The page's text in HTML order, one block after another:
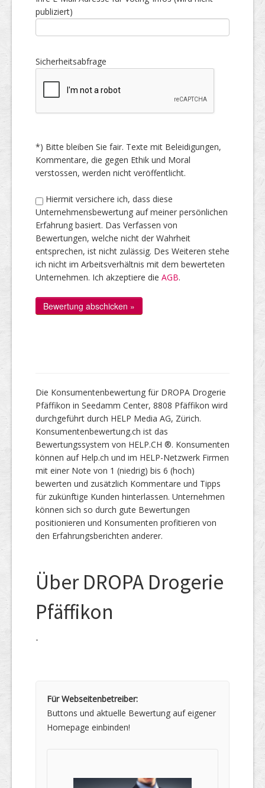
publiziert)
Sicherheitsabfrage
*) Bitte bleiben Sie fair. Texte mit Beleidigungen,
Kommentare, die gegen Ethik und Moral
verstossen, werden nicht veröffentlicht.
Hiermit versichere ich, dass diese
Unternehmensbewertung auf meiner persönlichen
Erfahrung basiert. Das Verfassen von
Bewertungen, welche nicht der Wahrheit
entsprechen, ist nicht zulässig. Des Weiteren stehe
ich nicht im Arbeitsverhältnis mit dem bewerteten
Unternehmen. Ich akzeptiere die AGB.
Die Konsumentenbewertung für DROPA Drogerie
Pfäffikon in Seedamm Center, 8808 Pfäffikon wird
durchgeführt durch HELP Media AG, Zürich.
Konsumentenbewertung.ch ist das
Bewertungssystem von HELP.CH ®. Konsumenten
können auf Help.ch und im HELP-Netzwerk Firmen
mit einer Note von 1 (niedrig) bis 6 (hoch)
bewerten und zusätzlich Kommentare und Tipps
für zukünftige Kunden hinterlassen. Unternehmen
können sich so durch gute Bewertungen
positionieren und Konsumenten profitieren von
den Erfahrungsberichten anderer.
Über DROPA Drogerie
Pfäffikon
-
Für Webseitenbetreiber:
Buttons und aktuelle Bewertung auf eigener
Homepage einbinden!